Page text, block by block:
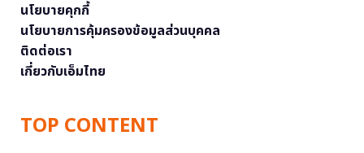
นโยบายคุกกี้
นโยบายการคุ้มครองข้อมูลส่วนบุคคล
ติดต่อเรา
เกี่ยวกับเอ็มไทย
TOP CONTENT